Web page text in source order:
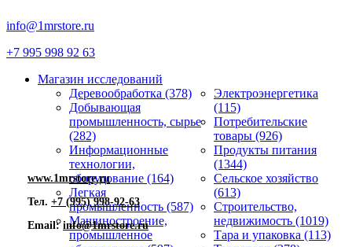
info@1mrstore.ru
+7 995 998 92 63
Магазин исследований
Деревообработка (378)
Добывающая
промышленность, сырье
(282)
Информационные
технологии,
оборудование (164)
Легкая
промышленность (587)
Машиностроение,
промышленное
Электроэнергетика
(115)
Потребительские
товары (926)
Продукты питания
(1344)
Сельское хозяйство
(613)
Строительство,
недвижимость (1019)
Тара и упаковка (113)
www.1mrstore.ru
Тел. +7 (995) 998-92-63
Email:info@1mrstore.ru